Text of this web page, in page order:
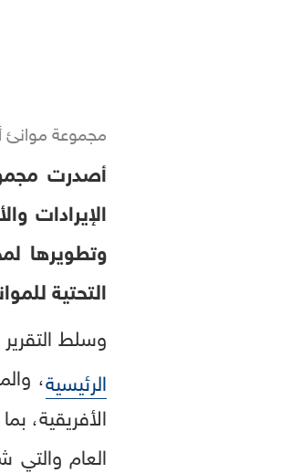
مجموعة موانئ
الإيرادات
وتطويرها
التحتية
وسلط
الرئيسية،
الأفريقية،
العام والتي